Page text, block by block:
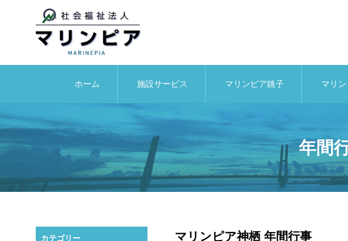
ホーム 施設サービス マリンピア銚子 マリ
年間
マリンピア神栖 年間行事
カテゴリー